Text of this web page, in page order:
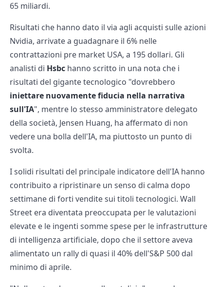
65 miliardi.
Risultati che hanno dato il via agli acquisti sulle azioni
Nvidia, arrivate a guadagnare il 6% nelle
contrattazioni pre market USA, a 195 dollari. Gli
analisti di Hsbc hanno scritto in una nota che i
risultati del gigante tecnologico "dovrebbero
iniettare nuovamente fiducia nella narrativa
sull'IA", mentre lo stesso amministratore delegato
della società, Jensen Huang, ha affermato di non
vedere una bolla dell'IA, ma piuttosto un punto di
svolta.
I solidi risultati del principale indicatore dell'IA hanno
contribuito a ripristinare un senso di calma dopo
settimane di forti vendite sui titoli tecnologici. Wall
Street era diventata preoccupata per le valutazioni
elevate e le ingenti somme spese per le infrastrutture
di intelligenza artificiale, dopo che il settore aveva
alimentato un rally di quasi il 40% dell'S&P 500 dal
minimo di aprile.